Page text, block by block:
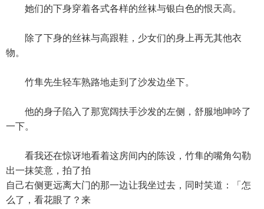
她们的下身穿着各式各样的丝袜与银白色的恨天高。
除了下身的丝袜与高跟鞋，少女们的身上再无其他衣
物。
竹隼先生轻车熟路地走到了沙发边坐下。
他的身子陷入了那宽阔扶手沙发的左侧，舒服地呻吟了
一下。
看我还在惊讶地看着这房间内的陈设，竹隼的嘴角勾勒
出一抹笑意，拍了拍
自己右侧更远离大门的那一边让我坐过去，同时笑道：「怎
么了，看花眼了？来